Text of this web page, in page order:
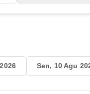
Sen, 10 Agu